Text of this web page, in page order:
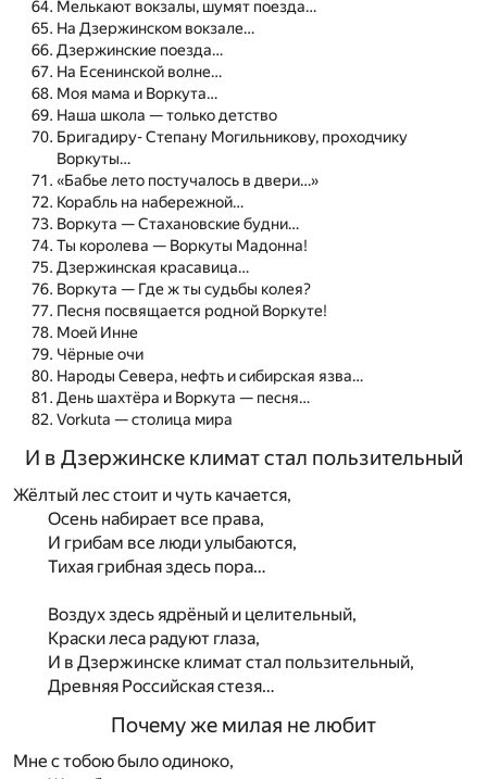
Мелькают вокзалы, шумят поезда…
На Дзержинском вокзале…
Дзержинские поезда…
На Есенинской волне…
Моя мама и Воркута…
Наша школа — только детство
Бригадиру- Степану Могильникову, проходчику
Воркуты…
«Бабье лето постучалось в двери…»
Корабль на набережной…
Воркута — Стахановские будни…
Ты королева — Воркуты Мадонна!
Дзержинская красавица…
Воркута — Где ж ты судьбы колея?
Песня посвящается родной Воркуте!
Моей Инне
Чёрные очи
Народы Севера, нефть и сибирская язва…
День шахтёра и Воркута — песня…
Vorkuta — столица мира
И в Дзержинске климат стал пользительный
Жёлтый лес стоит и чуть качается,
Осень набирает все права,
И грибам все люди улыбаются,
Тихая грибная здесь пора…
Воздух здесь ядрёный и целительный,
Краски леса радуют глаза,
И в Дзержинске климат стал пользительный,
Древняя Российская стезя…
Почему же милая не любит
Мне с тобою было одиноко,